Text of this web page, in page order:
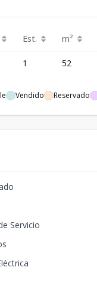
Est. m²
1 52
Vendido Reservado
Servicio